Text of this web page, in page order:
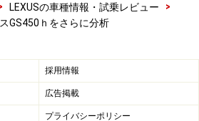
LEXUSの車種情報・試乗レビュー
>
GS450ｈをさらに分析
採用情報
広告掲載
プライバシーポリシー